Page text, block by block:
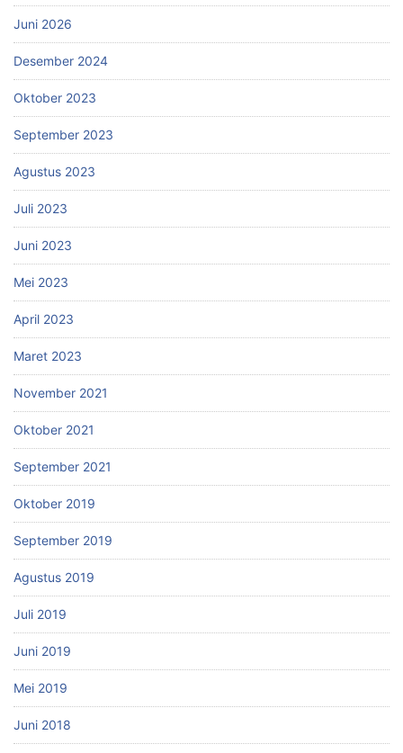
Juni 2026
Desember 2024
Oktober 2023
September 2023
Agustus 2023
Juli 2023
Juni 2023
Mei 2023
April 2023
Maret 2023
November 2021
Oktober 2021
September 2021
Oktober 2019
September 2019
Agustus 2019
Juli 2019
Juni 2019
Mei 2019
Juni 2018